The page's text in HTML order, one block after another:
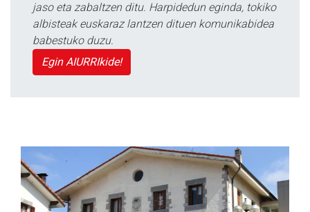
jaso eta zabaltzen ditu. Harpidedun eginda, tokiko
albisteak euskaraz lantzen dituen komunikabidea
babestuko duzu.
Egin AIURRIkide!